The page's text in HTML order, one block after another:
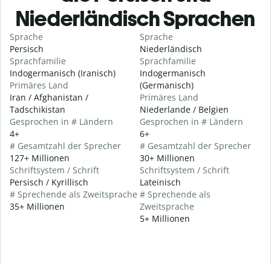
Niederländisch Sprachen
Sprache
Persisch
Sprachfamilie
Indogermanisch (Iranisch)
Primäres Land
Iran / Afghanistan /
Tadschikistan
Gesprochen in # Ländern
4+
# Gesamtzahl der Sprecher
127+ Millionen
Schriftsystem / Schrift
Persisch / Kyrillisch
# Sprechende als Zweitsprache
35+ Millionen
Sprache
Niederländisch
Sprachfamilie
Indogermanisch
(Germanisch)
Primäres Land
Niederlande / Belgien
Gesprochen in # Ländern
6+
# Gesamtzahl der Sprecher
30+ Millionen
Schriftsystem / Schrift
Lateinisch
# Sprechende als
Zweitsprache
5+ Millionen